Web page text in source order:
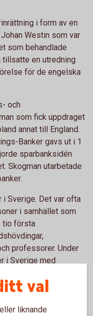
i form av en
Westin som var
som behandlade
en utredning
för de engelska
och
som fick uppdraget
annat till England.
Banker gavs ut i 1
sparbanksidén
Skogman utarbetade
Sverige. Det var ofta
i samhället som
tio första
professorer. Under
i Sverige med
slut 1815
val
liknande